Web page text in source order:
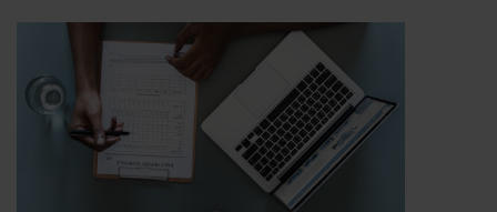
LA RÉMUNÉRATION
LES AIDES À L'EMPLOI